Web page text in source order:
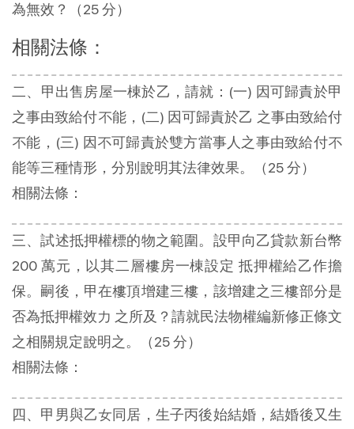
為無效？（25 分）
相關法條：
二、甲出售房屋一棟於乙，請就：(一) 因可歸責於甲
之事由致給付不能，(二) 因可歸責於乙 之事由致給付
不能，(三) 因不可歸責於雙方當事人之事由致給付不
能等三種情形，分別說明其法律效果。（25 分）
相關法條：
三、試述抵押權標的物之範圍。設甲向乙貸款新台幣
200 萬元，以其二層樓房一棟設定 抵押權給乙作擔
保。嗣後，甲在樓頂增建三樓，該增建之三樓部分是
否為抵押權效力 之所及？請就民法物權編新修正條文
之相關規定說明之。（25 分）
相關法條：
四、甲男與乙女同居，生子丙後始結婚，結婚後又生